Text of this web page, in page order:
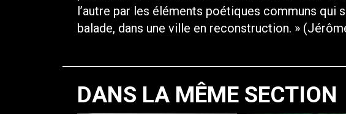
l’autre par les éléments poétiques communs qui
balade, dans une ville en reconstruction. »
DANS LA MÊME SECTION